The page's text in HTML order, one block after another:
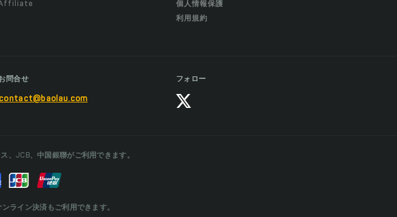
個人情報保護
利用規約
問合せ
contact@baolau.com
フォロー
、JCB、中国銀聯がご利用できます。
ライン決済もご利用できます。